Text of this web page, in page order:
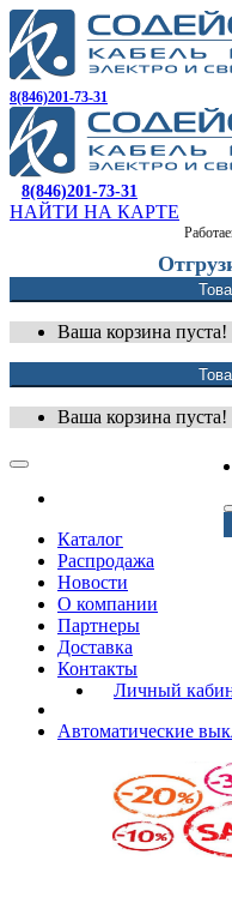
8(846)201-73-31
8(846)201-73-31
НАЙТИ НА КАРТЕ
Ваша корзина пуста!
Ваша корзина пуста!
Каталог
Распродажа
Новости
О компании
Партнеры
Доставка
Контакты
Личный
Автоматические